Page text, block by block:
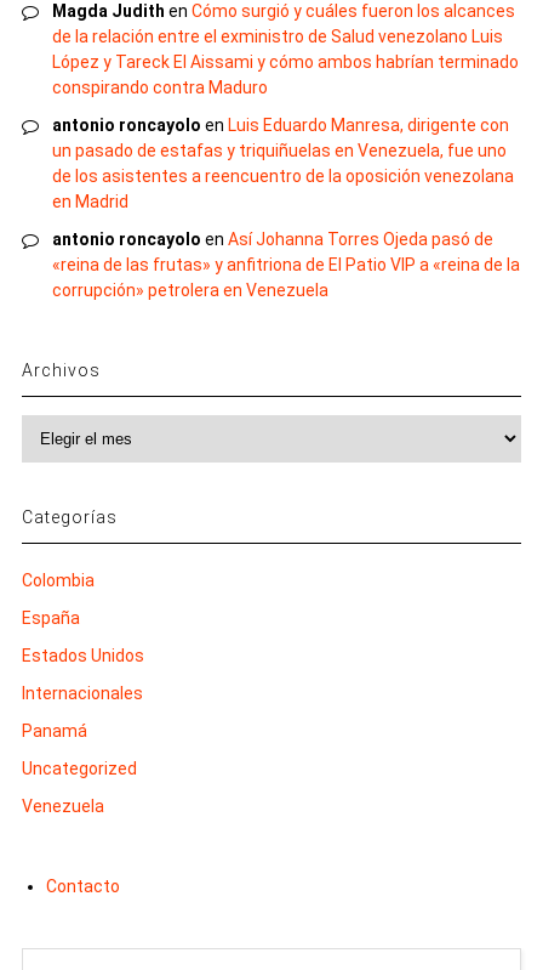
Magda Judith en Cómo surgió y cuáles fueron los alcances
de la relación entre el exministro de Salud venezolano Luis
López y Tareck El Aissami y cómo ambos habrían terminado
conspirando contra Maduro
antonio roncayolo en Luis Eduardo Manresa, dirigente con
un pasado de estafas y triquiñuelas en Venezuela, fue uno
de los asistentes a reencuentro de la oposición venezolana
en Madrid
antonio roncayolo en Así Johanna Torres Ojeda pasó de
«reina de las frutas» y anfitriona de El Patio VIP a «reina de la
corrupción» petrolera en Venezuela
Archivos
Categorías
Colombia
España
Estados Unidos
Internacionales
Panamá
Uncategorized
Venezuela
Contacto